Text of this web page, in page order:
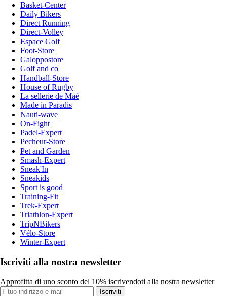
Basket-Center
Daily Bikers
Direct Running
Direct-Volley
Espace Golf
Foot-Store
Galoppostore
Golf and co
Handball-Store
House of Rugby
La sellerie de Maé
Made in Paradis
Nauti-wave
On-Fight
Padel-Expert
Pecheur-Store
Pet and Garden
Smash-Expert
Sneak'In
Sneakids
Sport is good
Training-Fit
Trek-Expert
Triathlon-Expert
TripNBikers
Vélo-Store
Winter-Expert
Iscriviti alla nostra newsletter
Approfitta di uno sconto del 10% iscrivendoti alla nostra newsletter
Iscriviti